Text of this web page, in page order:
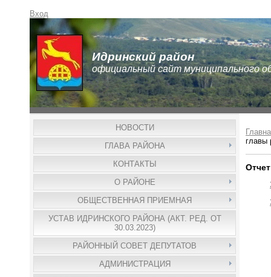
Вход
Идринский район
официальный сайт муниципального
НОВОСТИ
ГЛАВА РАЙОНА
КОНТАКТЫ
О РАЙОНЕ
ОБЩЕСТВЕННАЯ ПРИЕМНАЯ
УСТАВ ИДРИНСКОГО РАЙОНА (АКТ. РЕД. ОТ
30.03.2023)
РАЙОННЫЙ СОВЕТ ДЕПУТАТОВ
АДМИНИСТРАЦИЯ
главы